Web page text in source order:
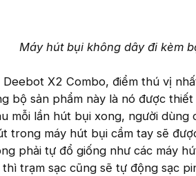
Máy hút bụi không dây đi kèm
X2 Combo, điểm thú vị
bộ sản phẩm này là nó được
mỗi lần hút bụi xong, người dùng
trong máy hút bụi cầm tay sẽ
phải tự đổ giống như các máy
trạm sạc cũng sẽ tự động sạc